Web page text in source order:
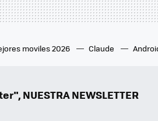
moviles 2026 Claude
NUESTRA NEWSLETTER